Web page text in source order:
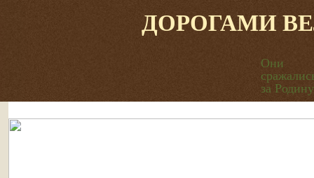
ДОРОГАМИ
Они
за Родину